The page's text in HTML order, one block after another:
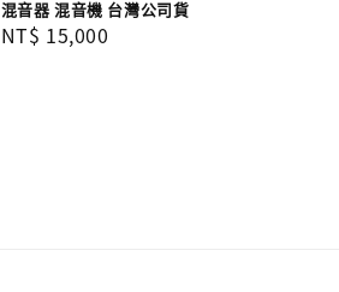
混音器 混音機 台灣公司貨
Regular
NT$ 15,000